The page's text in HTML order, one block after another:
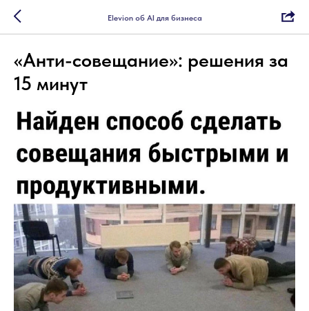
Elevion об AI для бизнеса
«Анти-совещание»: решения за
15 минут